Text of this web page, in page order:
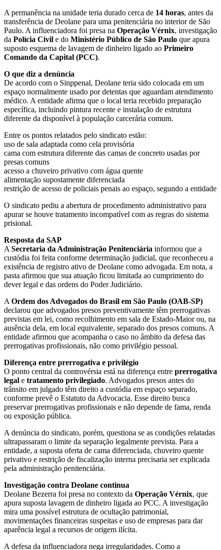
A permanência na unidade teria durado cerca de 14 horas, antes da
transferência de Deolane para uma penitenciária no interior de São
Paulo. A influenciadora foi presa na Operação Vérnix, investigação
da Polícia Civil e do Ministério Público de São Paulo que apura
suposto esquema de lavagem de dinheiro ligado ao Primeiro
Comando da Capital (PCC).
O que diz a denúncia
De acordo com o Sinppenal, Deolane teria sido colocada em um
espaço normalmente usado por detentas que aguardam atendimento
médico. A entidade afirma que o local teria recebido preparação
específica, incluindo pintura recente e instalação de estrutura
diferente da disponível à população carcerária comum.
Entre os pontos relatados pelo sindicato estão:
uso de sala adaptada como cela provisória
cama com estrutura diferente das camas de concreto usadas por
presas comuns
acesso a chuveiro privativo com água quente
alimentação supostamente diferenciada
restrição de acesso de policiais penais ao espaço, segundo a entidade
O sindicato pediu a abertura de procedimento administrativo para
apurar se houve tratamento incompatível com as regras do sistema
prisional.
Resposta da SAP
A Secretaria da Administração Penitenciária informou que a
custódia foi feita conforme determinação judicial, que reconheceu a
existência de registro ativo de Deolane como advogada. Em nota, a
pasta afirmou que sua atuação ficou limitada ao cumprimento do
dever legal e das ordens do Poder Judiciário.
A Ordem dos Advogados do Brasil em São Paulo (OAB-SP)
declarou que advogados presos preventivamente têm prerrogativas
previstas em lei, como recolhimento em sala de Estado-Maior ou, na
ausência dela, em local equivalente, separado dos presos comuns. A
entidade afirmou que acompanha o caso no âmbito da defesa das
prerrogativas profissionais, não como privilégio pessoal.
Diferença entre prerrogativa e privilégio
O ponto central da controvérsia está na diferença entre prerrogativa
legal e tratamento privilegiado. Advogados presos antes do
trânsito em julgado têm direito a custódia em espaço separado,
conforme prevê o Estatuto da Advocacia. Esse direito busca
preservar prerrogativas profissionais e não depende de fama, renda
ou exposição pública.
A denúncia do sindicato, porém, questiona se as condições relatadas
ultrapassaram o limite da separação legalmente prevista. Para a
entidade, a suposta oferta de cama diferenciada, chuveiro quente
privativo e restrição de fiscalização interna precisaria ser explicada
pela administração penitenciária.
Investigação contra Deolane continua
Deolane Bezerra foi presa no contexto da Operação Vérnix, que
apura suposta lavagem de dinheiro ligada ao PCC. A investigação
mira uma possível estrutura de ocultação patrimonial,
movimentações financeiras suspeitas e uso de empresas para dar
aparência legal a recursos de origem ilícita.
A defesa da influenciadora nega irregularidades. Como a